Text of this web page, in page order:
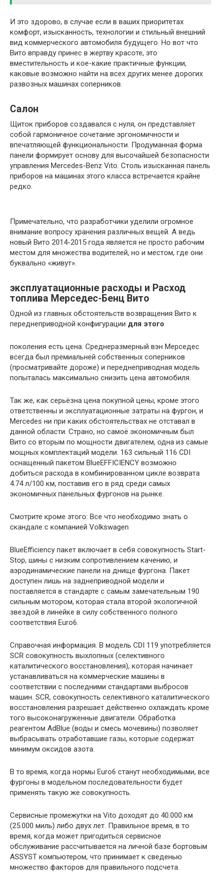
И это здорово, в случае если в ваших приоритетах
комфорт, изысканность, технологии и стильный внешний
вид коммерческого автомобиля будущего. Но вот что
Вито вправду принес в жертву красоте, это
вместительность и кое-какие практичные функции,
каковые возможно найти на всех других менее дорогих
развозных машинах соперников.
Салон
Щиток приборов создавался с нуля, он представляет
собой гармоничное сочетание эргономичности и
впечатляющей функциональности. Продуманная форма
панели формирует основу для высочайшей безопасности
управления Mercedes-Benz Vito. Столь изысканная панель
приборов на машинах этого класса встречается крайне
редко.
Примечательно, что разработчики уделили огромное
внимание вопросу хранения различных вещей. А ведь
новый Вито 2014-2015 года является не просто рабочим
местом для множества водителей, но и местом, где они
буквально «живут».
эксплуатационные расходы и Расход
топлива Мерседес-Бенц Вито
Одной из главных обстоятельств возвращения Вито к
переднеприводной конфигурации для этого
поколения есть цена. Среднеразмерный вэн Мерседес
всегда был премиальней собственных соперников
(просматривайте дороже) и переднеприводная модель
попыталась максимально снизить цена автомобиля.
Так же, как серьёзна цена покупной цены, кроме этого
ответственны и эксплуатационные затраты на фургон, и
Mercedes ни при каких обстоятельствах не отставал в
данной области. Страно, но самоё экономичным был
Вито со вторым по мощности двигателем, одна из самые
мощных комплектаций модели. 163 сильный 116 CDI
оснащенный пакетом BlueEFFICIENCY возможно
добиться расхода в комбинированном цикле возврата
4.74 л/100 км, поставив его в ряд среди самых
экономичных панельных фургонов на рынке.
Смотрите кроме этого: Все что необходимо знать о
скандале с компанией Volkswagen
BlueEfficiency пакет включает в себя совокупность Start-
Stop, шины с низким сопротивлением качению, и
аэродинамические панели на днище фургона. Пакет
доступен лишь на заднеприводной модели и
поставляется в стандарте с самым замечательным 190
сильным мотором, которая стала второй экологичной
звездой в линейке в силу собственного полного
соответствия Euro6.
Справочная информация. В модель CDI 119 употребляется
SCR совокупность выхлопных (селективного
каталитического восстановления), которая начинает
устанавливаться на коммерческие машины в
соответствии с последними стандартами выбросов
машин. SCR, совокупность селективного каталитического
восстановления разрешает действенно охлаждать кроме
того высоконагруженные двигатели. Обработка
реагентом AdBlue (воды и смесь мочевины) позволяет
выбрасывать отработавшие газы, которые содержат
минимум оксидов азота.
В то время, когда нормы Euro6 станут необходимыми, все
фургоны в модельном последовательности будет
применять такую же совокупность.
Сервисные промежутки на Vito доходят до 40.000 км
(25.000 миль) либо двух лет. Правильное время, в то
время, когда может пригодиться сервисное
обслуживание рассчитывается на личной базе бортовым
ASSYST компьютером, что принимает к сведенью
множество факторов для правильного подсчета.